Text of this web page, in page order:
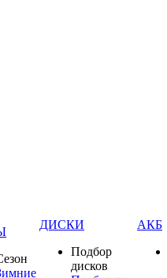
ДИСКИ
Подбор
дисков
АКБ